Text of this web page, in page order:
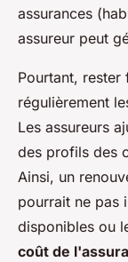
assurances
assureur peut
Pourtant, rester
régulièrement
Les assureurs
des profils des
Ainsi, un
pourrait ne pas
disponibles ou
coût de